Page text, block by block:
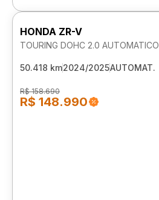
HONDA ZR-V
TOURING DOHC 2.0 AUTOMATICO
50.418 km2024/2025AUTOMAT.
R$ 158.690
R$ 148.990